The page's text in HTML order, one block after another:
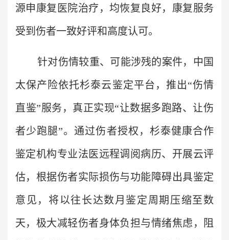
源申康复医院治疗，均恢复良好，康复服务
受到伤者一致好评和高度认可。
针对伤情较重、可能涉残的案件，中国
太保产险依托杉泰云鉴定平台，推出“伤情
直鉴”服务，真正实现“让数据多跑路、让伤
者少跑腿”。通过伤者授权，杉泰健康合作
鉴定机构专业法医远程调阅病历、开展云评
估，根据伤者实际损伤与功能障碍出具鉴定
意见，将以往长达数月鉴定周期压缩至数
天，极大减轻伤者身体负担与情绪焦虑，阻